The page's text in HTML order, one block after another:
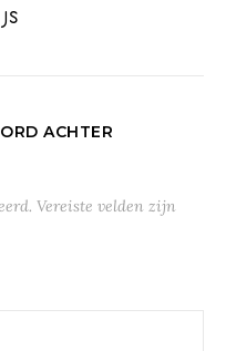
ACHTER
Vereiste velden zijn